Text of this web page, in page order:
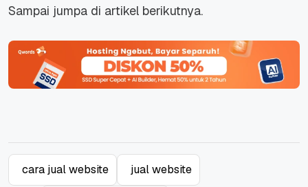
Sampai jumpa di artikel berikutnya.
cara jual website jual website